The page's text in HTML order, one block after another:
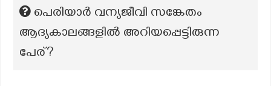
പെരിയാര്‍ വന്യജീവി സങ്കേതം
ആദ്യകാലങ്ങളില്‍ അറിയപ്പെട്ടിരുന്ന
പേര്?